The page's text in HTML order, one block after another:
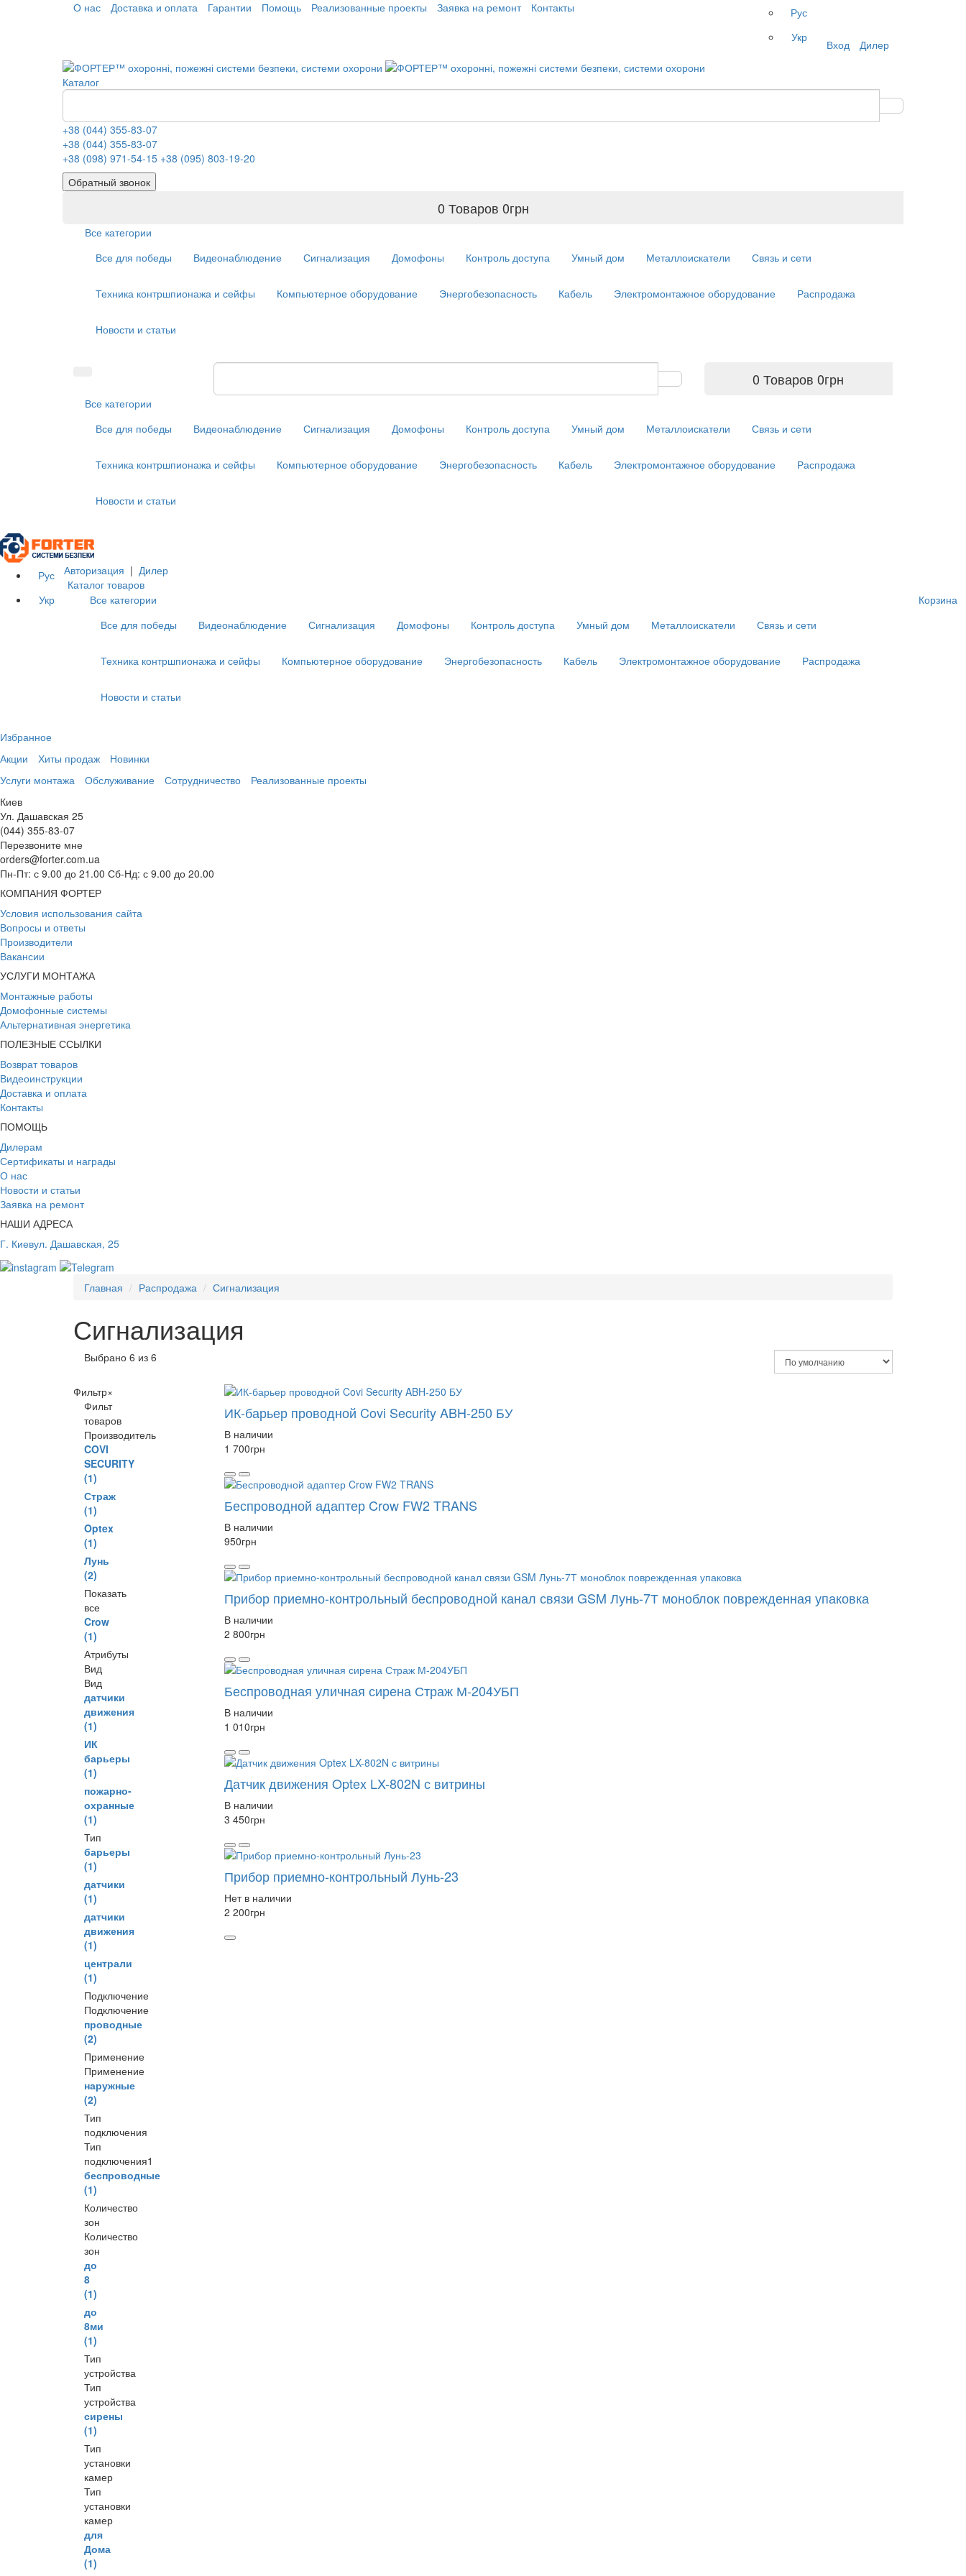
О нас Доставка и оплата Гарантии Помощь Реализованные проекты Заявка на ремонт Контакты
Рус
Укр
Вход Дилер
Каталог
+38 (044) 355-83-07
+38 (044) 355-83-07
+38 (098) 971-54-15 +38 (095) 803-19-20
Обратный звонок
0 Товаров 0грн
Все категории
Все для победы
Видеонаблюдение Сигнализация Домофоны Контроль доступа Умный дом Металлоискатели Связь и сети
Техника контршпионажа и сейфы Компьютерное оборудование Энергобезопасность Кабель Электромонтажное оборудование Распродажа
Новости и статьи
0 Товаров 0грн
Все категории
Все для победы
Видеонаблюдение Сигнализация Домофоны Контроль доступа Умный дом Металлоискатели Связь и сети
Техника контршпионажа и сейфы Компьютерное оборудование Энергобезопасность Кабель Электромонтажное оборудование Распродажа
Новости и статьи
Рус
Укр
Авторизация | Дилер
Каталог товаров
Все категории
Все для победы
Видеонаблюдение Сигнализация Домофоны Контроль доступа Умный дом Металлоискатели Связь и сети
Техника контршпионажа и сейфы Компьютерное оборудование Энергобезопасность Кабель Электромонтажное оборудование Распродажа
Новости и статьи
Корзина
Избранное
Акции
Хиты продаж
Новинки
Услуги монтажа
Обслуживание Сотрудничество
Реализованные проекты
Киев
Ул. Дашавская 25
(044) 355-83-07
Перезвоните мне
orders@forter.com.ua
Пн-Пт: с 9.00 до 21.00 Сб-Нд: с 9.00 до 20.00
КОМПАНИЯ ФОРТЕР
Условия использования сайта
Вопросы и ответы
Производители
Вакансии
УСЛУГИ МОНТАЖА
Монтажные работы
Домофонные системы
Альтернативная энергетика
ПОЛЕЗНЫЕ ССЫЛКИ
Возврат товаров
Видеоинструкции
Доставка и оплата
Контакты
ПОМОЩЬ
Дилерам
Сертификаты и награды
О нас
Новости и статьи
Заявка на ремонт
НАШИ АДРЕСА
Г. Киевул. Дашавская, 25
Главная Распродажа Сигнализация
Сигнализация
Выбрано 6 из 6
Фильтр×
Фильт
товаров
Производитель
COVI
SECURITY
(1)
Страж
(1)
Optex
(1)
Лунь
(2)
Показать
все
Crow
(1)
Атрибуты
Вид
Вид
датчики
движения
(1)
ИК
барьеры
(1)
пожарно-
охранные
(1)
Тип
барьеры
(1)
датчики
(1)
датчики
движения
(1)
централи
(1)
Подключение
Подключение
проводные
(2)
Применение
Применение
наружные
(2)
Тип
подключения
Тип
подключения1
беспроводные
(1)
Количество
зон
Количество
зон
до
8
(1)
до
8ми
(1)
Тип
устройства
Тип
устройства
сирены
(1)
Тип
установки
камер
Тип
установки
камер
для
Дома
(1)
ИК-барьер проводной Covi Security ABH-250 БУ
В наличии
1 700грн
Беспроводной адаптер Crow FW2 TRANS
В наличии
950грн
Прибор приемно-контрольный беспроводной канал связи GSM Лунь-7Т моноблок поврежденная упаковка
В наличии
2 800грн
Беспроводная уличная сирена Страж М-204УБП
В наличии
1 010грн
Датчик движения Optex LX-802N с витрины
В наличии
3 450грн
Прибор приемно-контрольный Лунь-23
Нет в наличии
2 200грн